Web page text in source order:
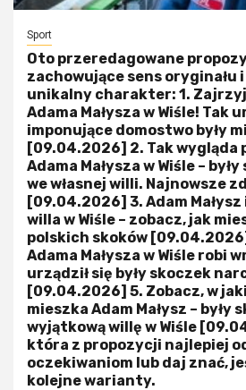
Sport
Oto przeredagowane
zachowujące sens oryginału
unikalny charakter: 1.
Adama Małysza w Wiśle! Tak
imponujące domostwo były
[09.04.2026] 2. Tak wygląda
Adama Małysza w Wiśle –
we własnej willi. Najnowsze
[09.04.2026] 3. Adam Małysz
willa w Wiśle – zobacz, jak
polskich skoków
Adama Małysza w Wiśle robi
urządził się były skoczek
[09.04.2026] 5. Zobacz, w
mieszka Adam Małysz – były
wyjątkową willę w Wiśle
która z propozycji najlepiej
oczekiwaniom lub daj znać,
kolejne warianty.